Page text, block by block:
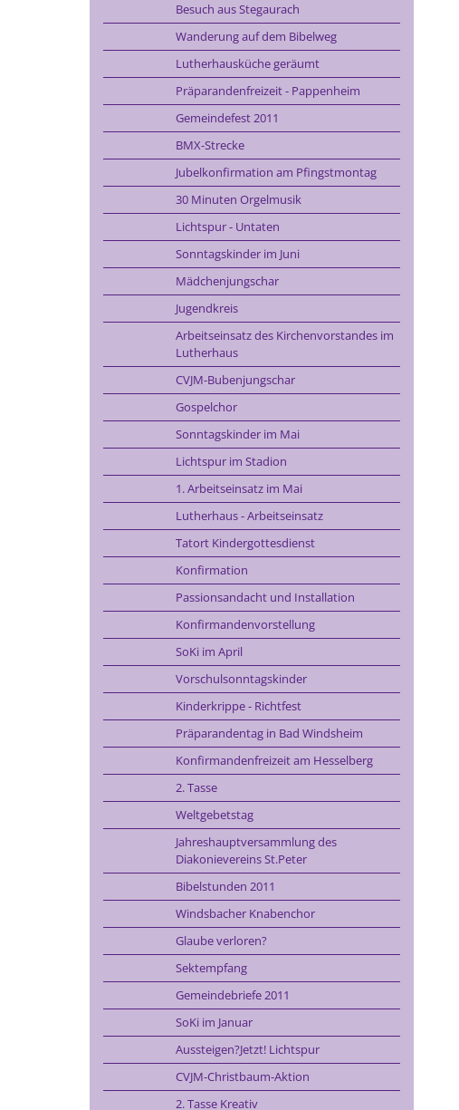
Besuch aus Stegaurach
Wanderung auf dem Bibelweg
Lutherhausküche geräumt
Präparandenfreizeit - Pappenheim
Gemeindefest 2011
BMX-Strecke
Jubelkonfirmation am Pfingstmontag
30 Minuten Orgelmusik
Lichtspur - Untaten
Sonntagskinder im Juni
Mädchenjungschar
Jugendkreis
Arbeitseinsatz des Kirchenvorstandes im
Lutherhaus
CVJM-Bubenjungschar
Gospelchor
Sonntagskinder im Mai
Lichtspur im Stadion
1. Arbeitseinsatz im Mai
Lutherhaus - Arbeitseinsatz
Tatort Kindergottesdienst
Konfirmation
Passionsandacht und Installation
Konfirmandenvorstellung
SoKi im April
Vorschulsonntagskinder
Kinderkrippe - Richtfest
Präparandentag in Bad Windsheim
Konfirmandenfreizeit am Hesselberg
2. Tasse
Weltgebetstag
Jahreshauptversammlung des
Diakonievereins St.Peter
Bibelstunden 2011
Windsbacher Knabenchor
Glaube verloren?
Sektempfang
Gemeindebriefe 2011
SoKi im Januar
Aussteigen?Jetzt! Lichtspur
CVJM-Christbaum-Aktion
2. Tasse Kreativ